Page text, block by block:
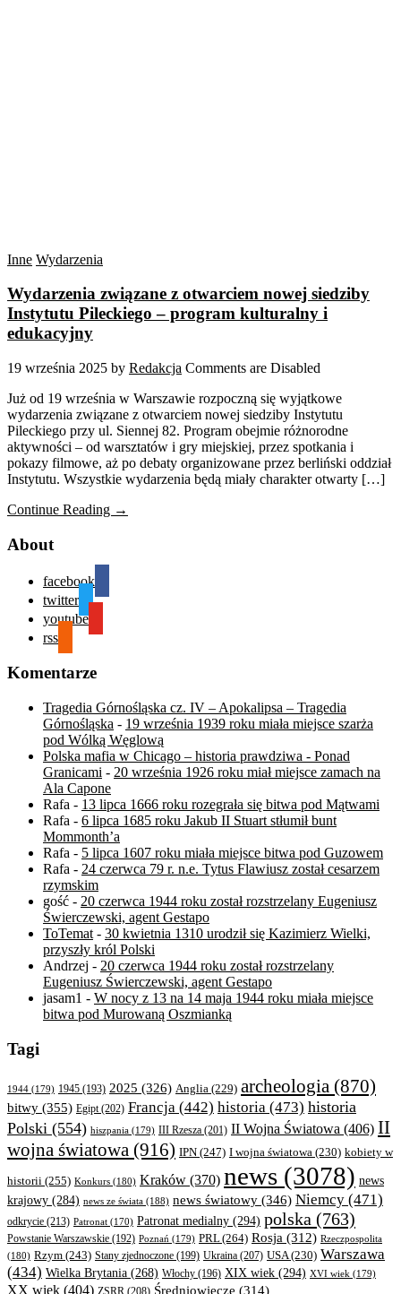
Inne Wydarzenia
Wydarzenia związane z otwarciem nowej siedziby
Instytutu Pileckiego – program kulturalny i
edukacyjny
19 września 2025 by Redakcja Comments are Disabled
Już od 19 września w Warszawie rozpoczną się wyjątkowe
wydarzenia związane z otwarciem nowej siedziby Instytutu
Pileckiego przy ul. Siennej 82. Program obejmie różnorodne
aktywności – od warsztatów i gry miejskiej, przez spotkania i
pokazy filmowe, aż po debaty organizowane przez berliński oddział
Instytutu. Wszystkie wydarzenia będą miały charakter otwarty […]
Continue Reading →
About
facebook
twitter
youtube
rss
Komentarze
Tragedia Górnośląska cz. IV – Apokalipsa – Tragedia
Górnośląska - 19 września 1939 roku miała miejsce szarża
pod Wólką Węglową
Polska mafia w Chicago – historia prawdziwa - Ponad
Granicami - 20 września 1926 roku miał miejsce zamach na
Ala Capone
Rafa - 13 lipca 1666 roku rozegrała się bitwa pod Mątwami
Rafa - 6 lipca 1685 roku Jakub II Stuart stłumił bunt
Mommonth’a
Rafa - 5 lipca 1607 roku miała miejsce bitwa pod Guzowem
Rafa - 24 czerwca 79 r. n.e. Tytus Flawiusz został cesarzem
rzymskim
gość - 20 czerwca 1944 roku został rozstrzelany Eugeniusz
Świerczewski, agent Gestapo
ToTemat - 30 kwietnia 1310 urodził się Kazimierz Wielki,
przyszły król Polski
Andrzej - 20 czerwca 1944 roku został rozstrzelany
Eugeniusz Świerczewski, agent Gestapo
jasam1 - W nocy z 13 na 14 maja 1944 roku miała miejsce
bitwa pod Murowaną Oszmianką
Tagi
1944 (179) 1945 (193) 2025 (326) Anglia (229) archeologia (870)
bitwy (355) Egipt(202) Francja (442) historia (473) historia
Polski (554) hiszpania (179) III Rzesza (201) II Wojna Światowa (406) II
wojna światowa (916) IPN (247) I wojna światowa (230) kobiety w
historii (255) Konkurs (180) Kraków (370) news (3078) news
krajowy (284) news ze świata (188) news światowy (346) Niemcy (471)
odkrycie (213) Patronat (170) Patronat medialny (294) polska (763)
Powstanie Warszawskie (192) Poznań (179) PRL(264) Rosja (312) Rzeczpospolita
(180) Rzym (243) Stany zjednoczone (199) Ukraina (207) USA(230) Warszawa
(434) Wielka Brytania (268) Włochy (196) XIX wiek (294) XVI wiek (179)
XX wiek (404) Średniowiecze (314)